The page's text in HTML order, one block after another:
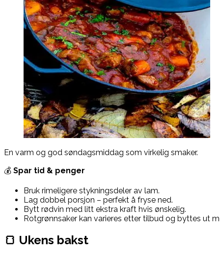
En varm og god søndagsmiddag som virkelig smaker.
💰 Spar tid & penger
Bruk rimeligere stykningsdeler av lam.
Lag dobbel porsjon – perfekt å fryse ned.
Bytt rødvin med litt ekstra kraft hvis ønskelig.
Rotgrønnsaker kan varieres etter tilbud og byttes ut
🍞 Ukens bakst